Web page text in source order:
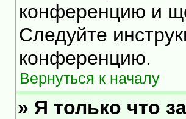
конференцию и
Следуйте
конференцию.
Вернуться к началу
» Я только что